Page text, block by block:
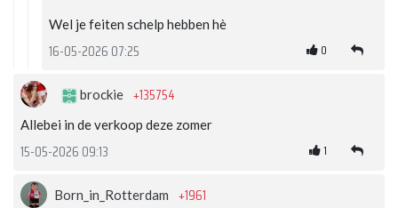
Wel je feiten schelp hebben hè
16-05-2026 07:25 0
brockie +135754
Allebei in de verkoop deze zomer
15-05-2026 09:13 1
Born_in_Rotterdam +1961